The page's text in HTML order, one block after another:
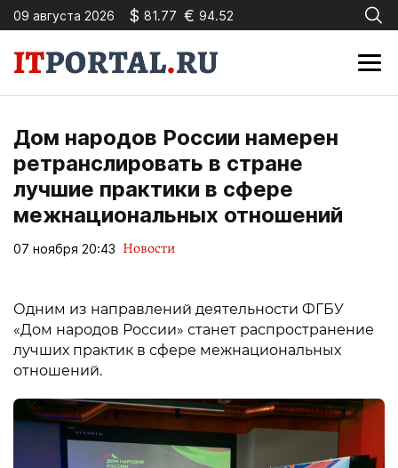
09 августа 2026 $ 81.77 € 94.52
Дом народов России намерен
ретранслировать в стране
лучшие практики в сфере
межнациональных отношений
07 ноября 20:43 Новости
Одним из направлений деятельности ФГБУ
«Дом народов России» станет распространение
лучших практик в сфере межнациональных
отношений.